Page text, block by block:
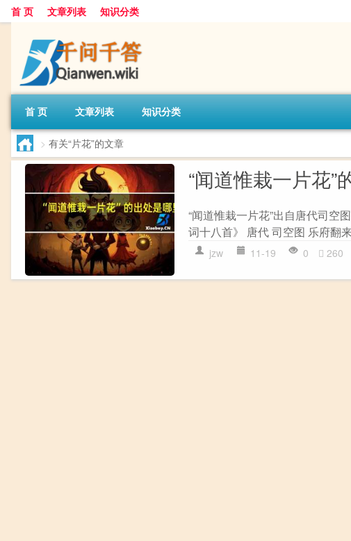
首 页 文章列表 知识分类
首 页 文章列表 知识分类
> 有关“片花”的文章
“闻道惟栽一片花”
“闻道惟栽一片花”出自唐代司空
词十八首》 唐代 司空图 乐府翻
jzw 11-19 0 260